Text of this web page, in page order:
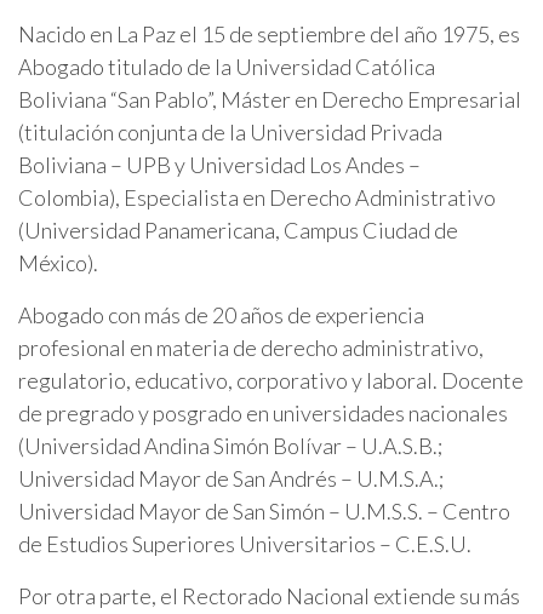
Nacido en La Paz el 15 de septiembre del año 1975, es
Abogado titulado de la Universidad Católica
Boliviana “San Pablo”, Máster en Derecho Empresarial
(titulación conjunta de la Universidad Privada
Boliviana – UPB y Universidad Los Andes –
Colombia), Especialista en Derecho Administrativo
(Universidad Panamericana, Campus Ciudad de
México).
Abogado con más de 20 años de experiencia
profesional en materia de derecho administrativo,
regulatorio, educativo, corporativo y laboral. Docente
de pregrado y posgrado en universidades nacionales
(Universidad Andina Simón Bolívar – U.A.S.B.;
Universidad Mayor de San Andrés – U.M.S.A.;
Universidad Mayor de San Simón – U.M.S.S. – Centro
de Estudios Superiores Universitarios – C.E.S.U.
Por otra parte, el Rectorado Nacional extiende su más